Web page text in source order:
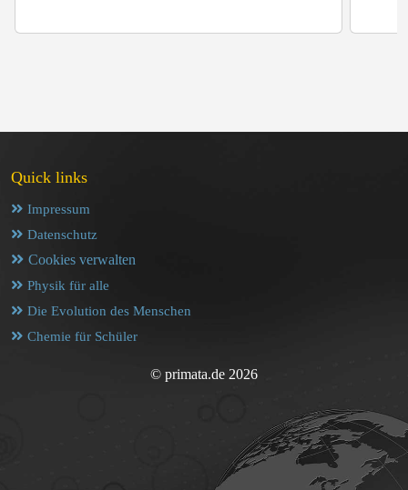
Quick links
Impressum
Datenschutz
Cookies verwalten
Physik für alle
Die Evolution des Menschen
Chemie für Schüler
© primata.de 2026